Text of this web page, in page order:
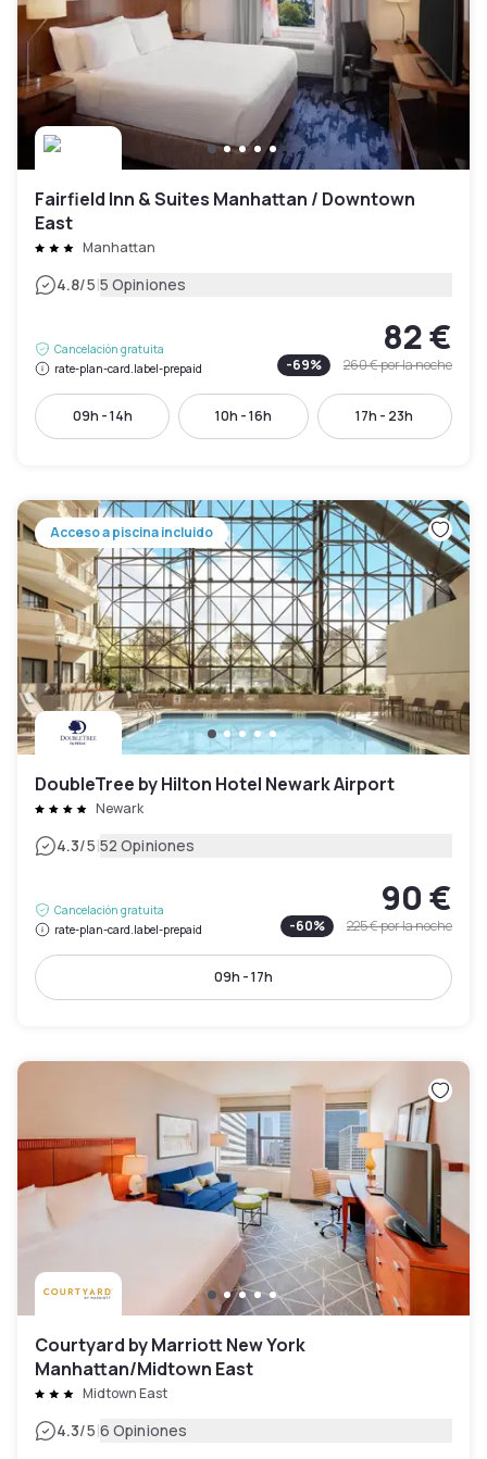
Fairfield Inn & Suites Manhattan / Downtown
East
Manhattan
4.8/5|5 Opiniones
Cancelación gratuita
rate-plan-card.label-prepaid
82 €
-69% 260 €por la noche
09h - 14h 10h - 16h 17h - 23h
Acceso a piscina incluido
DoubleTree by Hilton Hotel Newark Airport
Newark
4.3/5|52 Opiniones
Cancelación gratuita
rate-plan-card.label-prepaid
90 €
-60% 225 €por la noche
09h - 17h
Courtyard by Marriott New York
Manhattan/Midtown East
Midtown East
4.3/5|6 Opiniones